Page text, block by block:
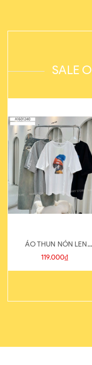
SALE
ÁO THUN NÓN LEN
821-1
119.000₫